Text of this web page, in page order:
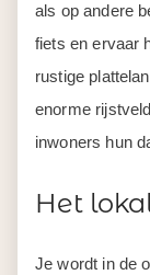
als op andere
fiets en ervaar
rustige
enorme
inwoners hun
Het
Je wordt in de